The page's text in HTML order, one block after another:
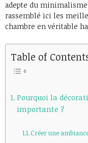
adepte du
rassemblé ici les
chambre en véritable
Table of
Pourquoi la
importante ?
Créer une